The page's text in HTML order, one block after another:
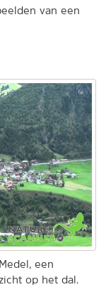
van een
een
op het dal.